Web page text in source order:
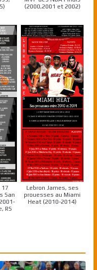
(2000,2001 et 2002)
17
San
RS
Lebron James, ses
prouesses au Miami
Heat (2010-2014)